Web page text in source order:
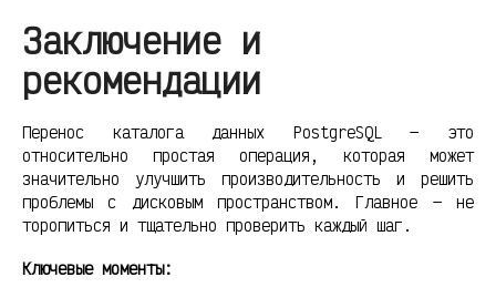
Заключение и
рекомендации
Перенос каталога данных PostgreSQL — это
относительно простая операция, которая может
значительно улучшить производительность и решить
проблемы с дисковым пространством. Главное — не
торопиться и тщательно проверить каждый шаг.
Ключевые моменты: